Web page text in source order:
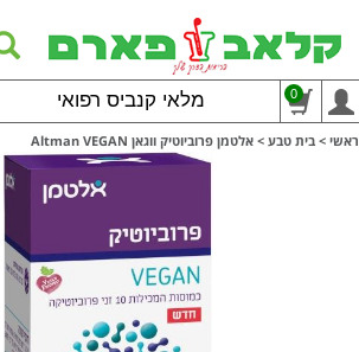
נגישות
אתר
המרכזי
מלאי קנביס רפואי 0
ראשי > בית טבע > אלטמן פרוביוטיק ווגאן Altman VEGAN